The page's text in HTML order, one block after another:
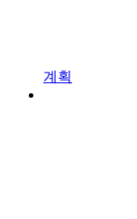
계획